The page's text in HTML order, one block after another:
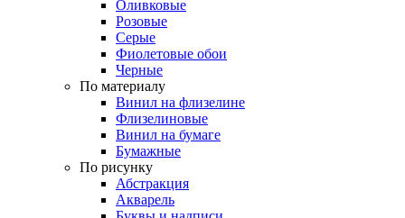
Оливковые
Розовые
Серые
Фиолетовые обои
Черные
По материалу
Винил на флизелине
Флизелиновые
Винил на бумаге
Бумажные
По рисунку
Абстракция
Акварель